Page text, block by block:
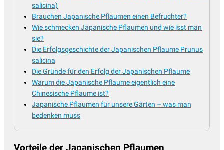
salicina)
Brauchen Japanische Pflaumen einen Befruchter?
Wie schmecken Japanische Pflaumen und wie isst man
sie?
Die Erfolgsgeschichte der Japanischen Pflaume Prunus
salicina
Die Gründe für den Erfolg der Japanischen Pflaume
Warum die Japanische Pflaume eigentlich eine
Chinesische Pflaume ist?
Japanische Pflaumen für unsere Gärten – was man
bedenken muss
Vorteile der Japanischen Pflaumen